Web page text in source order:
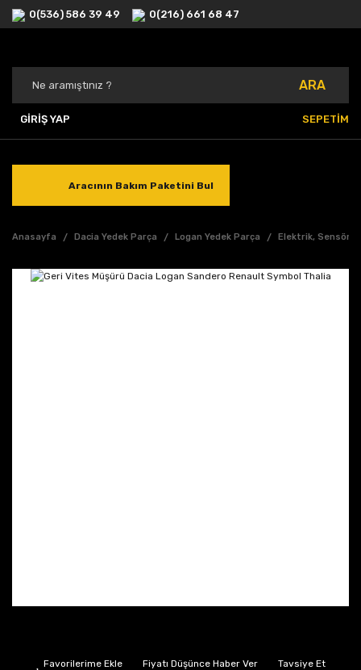
0(536) 586 39 49 0(216) 661 68 47
ARA
GİRİŞ YAP SEPETİM
Aracının Bakım Paketini Bul
Anasayfa Dacia Yedek Parça Logan Yedek Parça Elektrik, Sensör,
Fiyatı Düşünce Haber Ver Tavsiye Et